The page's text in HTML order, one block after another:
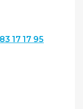
17 17 95